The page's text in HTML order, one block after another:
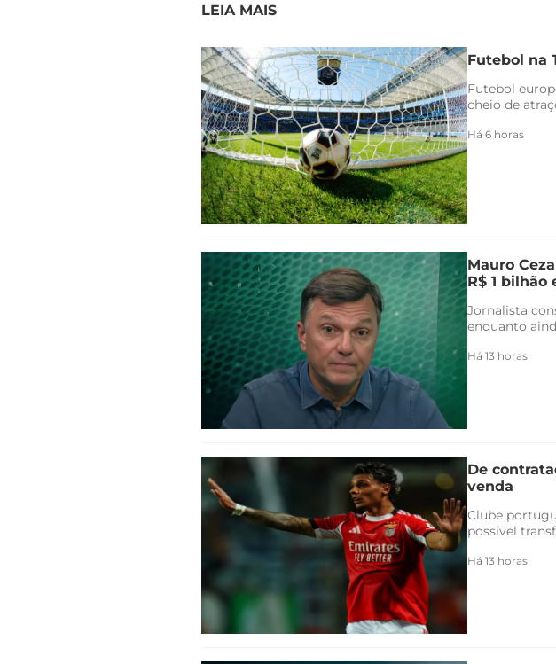
LEIA MAIS
Futebol na
Futebol
cheio de
Há 6 horas
Mauro
R$ 1 bilhão
Jornalista
enquanto
Há 13 horas
De
venda
Clube
possível
Há 13 horas